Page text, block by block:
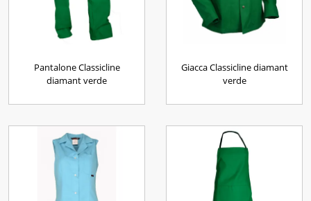
Pantalone Classicline
diamant verde
Giacca Classicline diamant
verde